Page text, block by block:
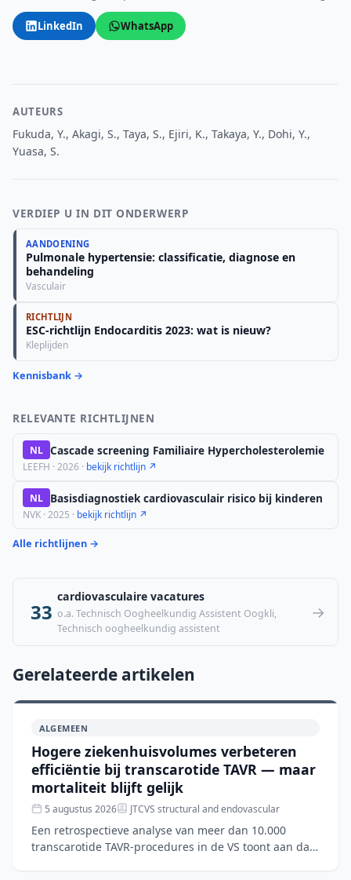
LinkedIn WhatsApp
AUTEURS
Fukuda, Y., Akagi, S., Taya, S., Ejiri, K., Takaya, Y., Dohi, Y.,
Yuasa, S.
VERDIEP U IN DIT ONDERWERP
AANDOENING
Pulmonale hypertensie: classificatie, diagnose en
behandeling
Vasculair
RICHTLIJN
ESC-richtlijn Endocarditis 2023: wat is nieuw?
Kleplijden
Kennisbank →
RELEVANTE RICHTLIJNEN
NL Cascade screening Familiaire Hypercholesterolemie
LEEFH · 2026 · bekijk richtlijn ↗
NL Basisdiagnostiek cardiovasculair risico bij kinderen
NVK · 2025 · bekijk richtlijn ↗
Alle richtlijnen →
33
cardiovasculaire vacatures
o.a. Technisch Oogheelkundig Assistent Oogkli,
Technisch oogheelkundig assistent
→
Gerelateerde artikelen
ALGEMEEN
Hogere ziekenhuisvolumes verbeteren
efficiëntie bij transcarotide TAVR — maar
mortaliteit blijft gelijk
5 augustus 2026 JTCVS structural and endovascular
Een retrospectieve analyse van meer dan 10.000
transcarotide TAVR-procedures in de VS toont aan dat